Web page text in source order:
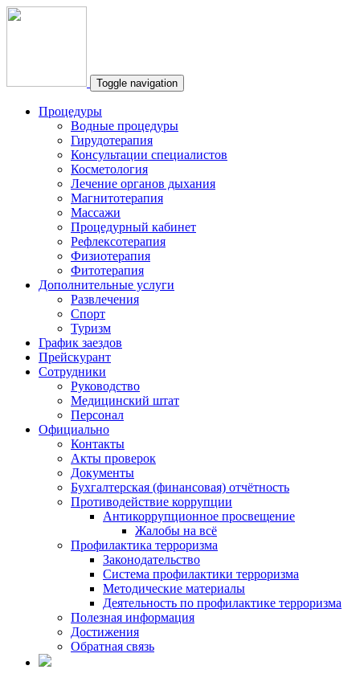
Toggle navigation
Процедуры
Водные процедуры
Гирудотерапия
Консультации специалистов
Косметология
Лечение органов дыхания
Магнитотерапия
Массажи
Процедурный кабинет
Рефлексотерапия
Физиотерапия
Фитотерапия
Дополнительные услуги
Развлечения
Спорт
Туризм
График заездов
Прейскурант
Сотрудники
Руководство
Медицинский штат
Персонал
Официально
Контакты
Акты проверок
Документы
Бухгалтерская (финансовая) отчётность
Противодействие коррупции
Антикоррупционное просвещение
Жалобы на всё
Профилактика терроризма
Законодательство
Система профилактики терроризма
Методические материалы
Деятельность по профилактике терроризма
Полезная информация
Достижения
Обратная связь